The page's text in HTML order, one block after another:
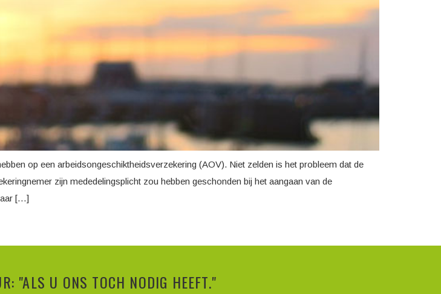
op een arbeidsongeschiktheidsverzekering (AOV). Niet zelden is het probleem dat de
zijn mededelingsplicht zou hebben geschonden bij het aangaan van de
[…]
"ALS U ONS TOCH NODIG HEEFT."